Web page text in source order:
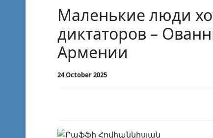
Маленькие люди
диктаторов –
Армении
24 October 2025